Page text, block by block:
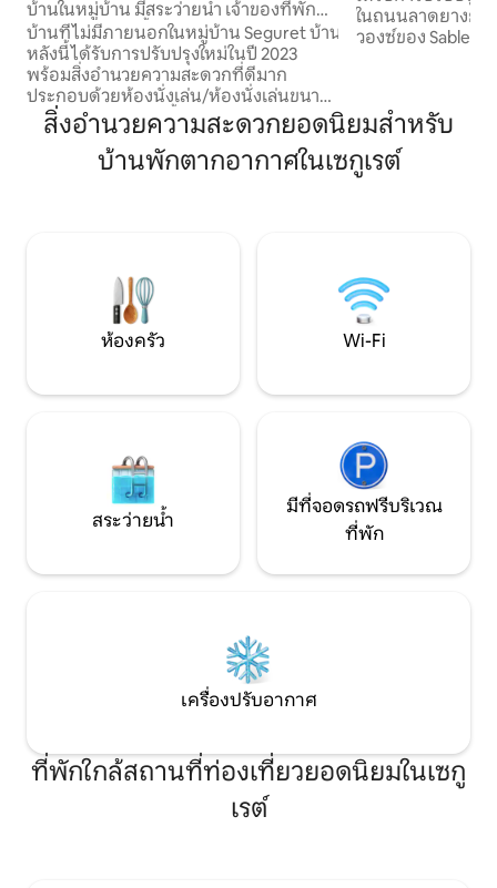
บ้านในหมู่บ้าน มีสระว่ายน้ำ เจ้าของที่พัก
พร้อมให้บริการตั้งแต่เดือนมิถุนายนถึง
ตุลาคม
บ้านที่ไม่มีภายนอกในหมู่บ้าน Seguret บ้าน
หลังนี้ได้รับการปรับปรุงใหม่ในปี 2023
พร้อมสิ่งอำนวยความสะดวกที่ดีมาก
ประกอบด้วยห้องนั่งเล่น/ห้องนั่งเล่นขนาด
ใหญ่พร้อมห้องครัวชั้นบน 2 ห้องนอนพร้อม
ห้องน้ำในตัว 2 ห้อง บ้านหลังนี้อยู่ติดกับ
บ้านของเราเอง คุณสามารถเพลิดเพลินกับ
ในถนนลาดยางยุค
วองซ์ของ Sablet
ดอกไม้สวยงาม บ้า
เกอรี่ ร้านขายของ
หนังสือพิมพ์ ร้านข
เขียน ร้านดอกไม้
สิ่งอำนวยความสะดวกยอดนิยมสำหรับ
บ้านพักตากอากาศในเซกูเรต์
ห้องครัว Wi-Fi
สระว่ายน้ำ
มีที่จอดรถฟรีบริเวณ
ที่พัก
เครื่องปรับอากาศ
ที่พักใกล้สถานที่ท่องเที่ยวยอดนิยมในเซกู
เรต์